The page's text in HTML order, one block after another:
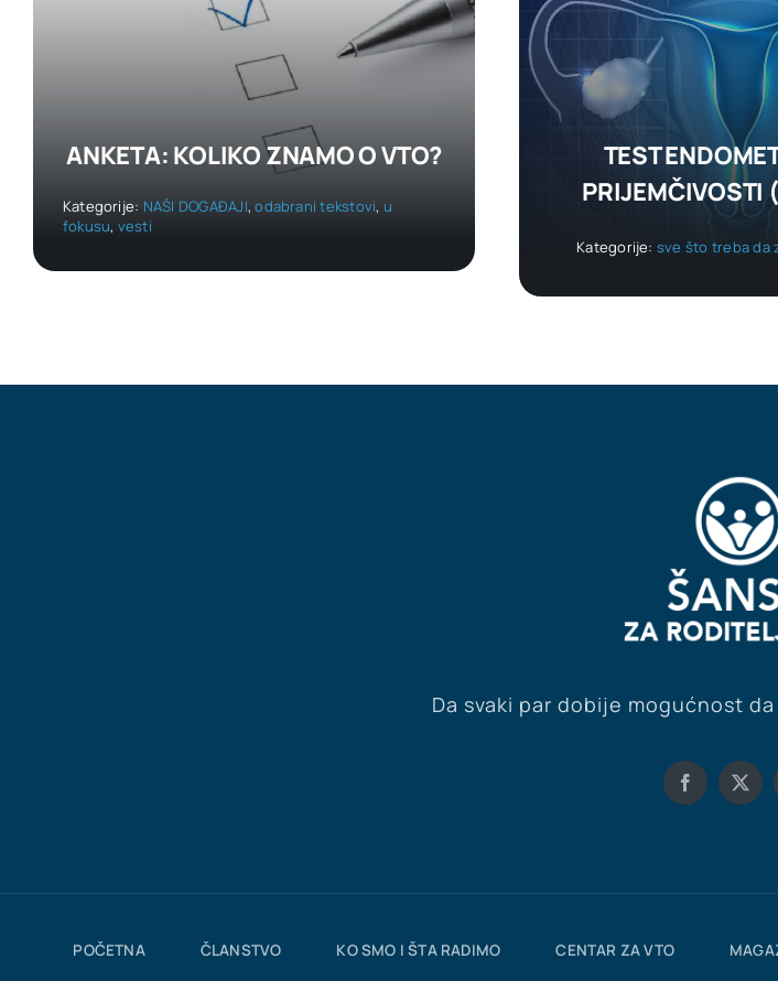
ANKETA: KOLIKO ZNAMO O VTO?
Kategorije: NAŠI DOGAĐAJI,odabrani tekstovi, u
fokusu, vesti
TEST
PRIJEMČIVOSTI
Kategorije: sve što treba da
Da svaki par dobije mogućnost
POČETNA ČLANSTVO KO SMO I ŠTA RADIMO CENTAR ZA VTO